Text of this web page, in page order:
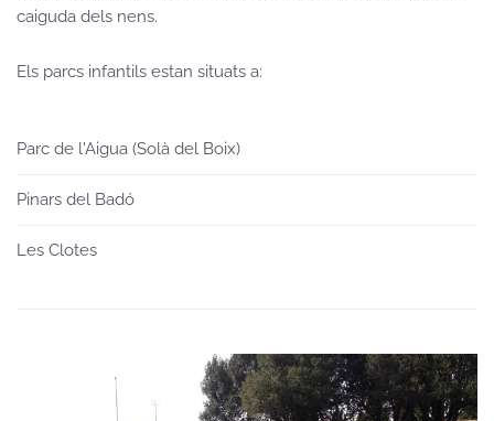
caiguda dels nens.
Els parcs infantils estan situats a:
Parc de l'Aigua (Solà del Boix)
Pinars del Badó
Les Clotes